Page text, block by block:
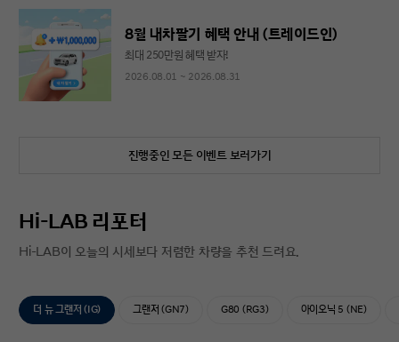
8월 내차팔기 혜택 안내 (트레이드인)
최대 250만원 혜택 받자!
2026.08.01 ~ 2026.08.31
진행중인 모든 이벤트 보러가기
Hi-LAB 리포터
Hi-LAB이 오늘의 시세보다 저렴한 차량을 추천 드려요.
더 뉴 그랜저 (IG) 그랜저 (GN7) G80 (RG3) 아이오닉 5 (NE)